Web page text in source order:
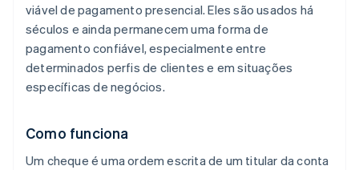
viável de pagamento presencial. Eles são usados há
séculos e ainda permanecem uma forma de
pagamento confiável, especialmente entre
determinados perfis de clientes e em situações
específicas de negócios.
Como funciona
Um cheque é uma ordem escrita de um titular da conta